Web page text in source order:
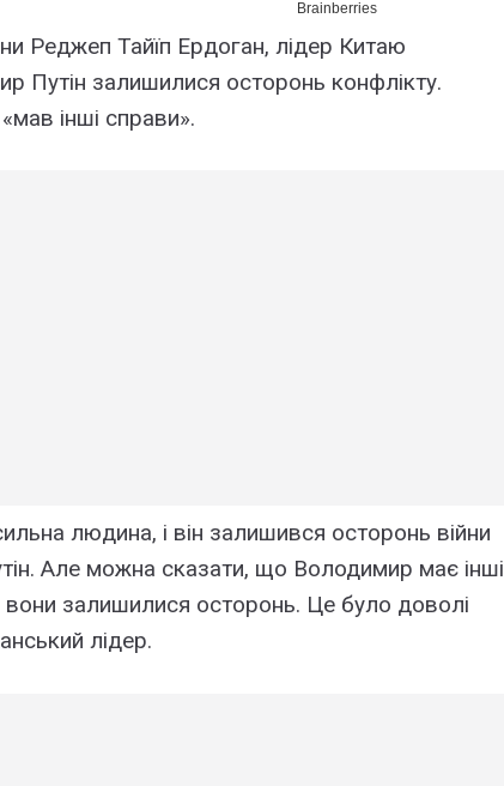
Реджеп Тайїп Ердоган, лідер Китаю
Путін залишилися осторонь конфлікту.
інші справи».
людина, і він залишився осторонь війни
Але можна сказати, що Володимир має інші
вони залишилися осторонь. Це було доволі
лідер.